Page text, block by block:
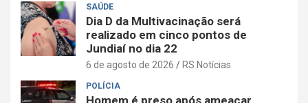
SAÚDE
Dia D da Multivacinação será
realizado em cinco pontos de
Jundiaí no dia 22
6 de agosto de 2026 RS Notícias
POLÍCIA
Homem é preso após ameaçar